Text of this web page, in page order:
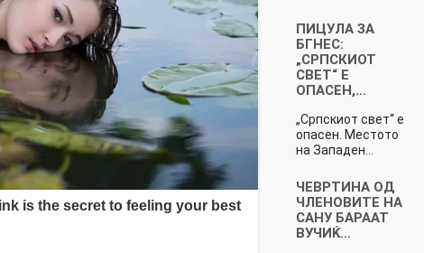
ПИЦУЛА ЗА
БГНЕС:
„СРПСКИОТ
СВЕТ“ Е
ОПАСЕН,…
„Српскиот свет“ е
опасен. Местото
на Западен…
ЧЕВРТИНА ОД
ЧЛЕНОВИТЕ НА
САНУ БАРААТ
ВУЧИЌ…